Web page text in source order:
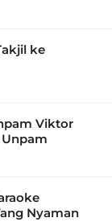
ke
Viktor
Nyaman